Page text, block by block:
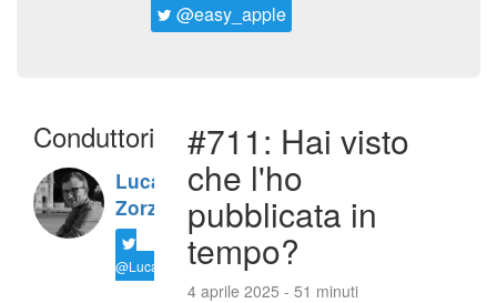
@easy_apple
Conduttori
Luca
Zorzi
@LucaTNT
#711: Hai visto
che l'ho
pubblicata in
tempo?
4 aprile 2025 - 51 minuti